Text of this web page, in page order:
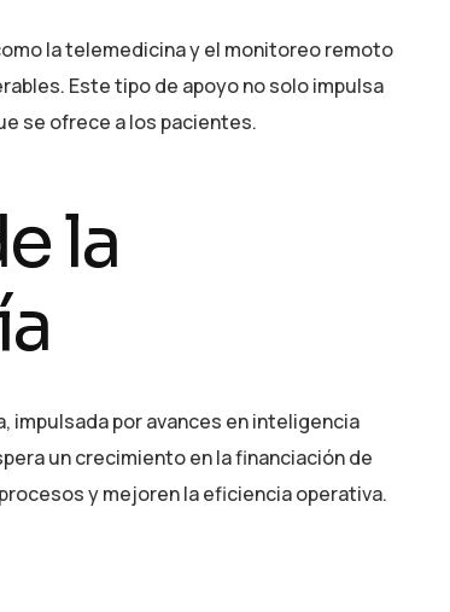
la telemedicina y el monitoreo remoto
Este tipo de apoyo no solo impulsa
se ofrece a los pacientes.
la
por avances en inteligencia
un crecimiento en la financiación de
y mejoren la eficiencia operativa.